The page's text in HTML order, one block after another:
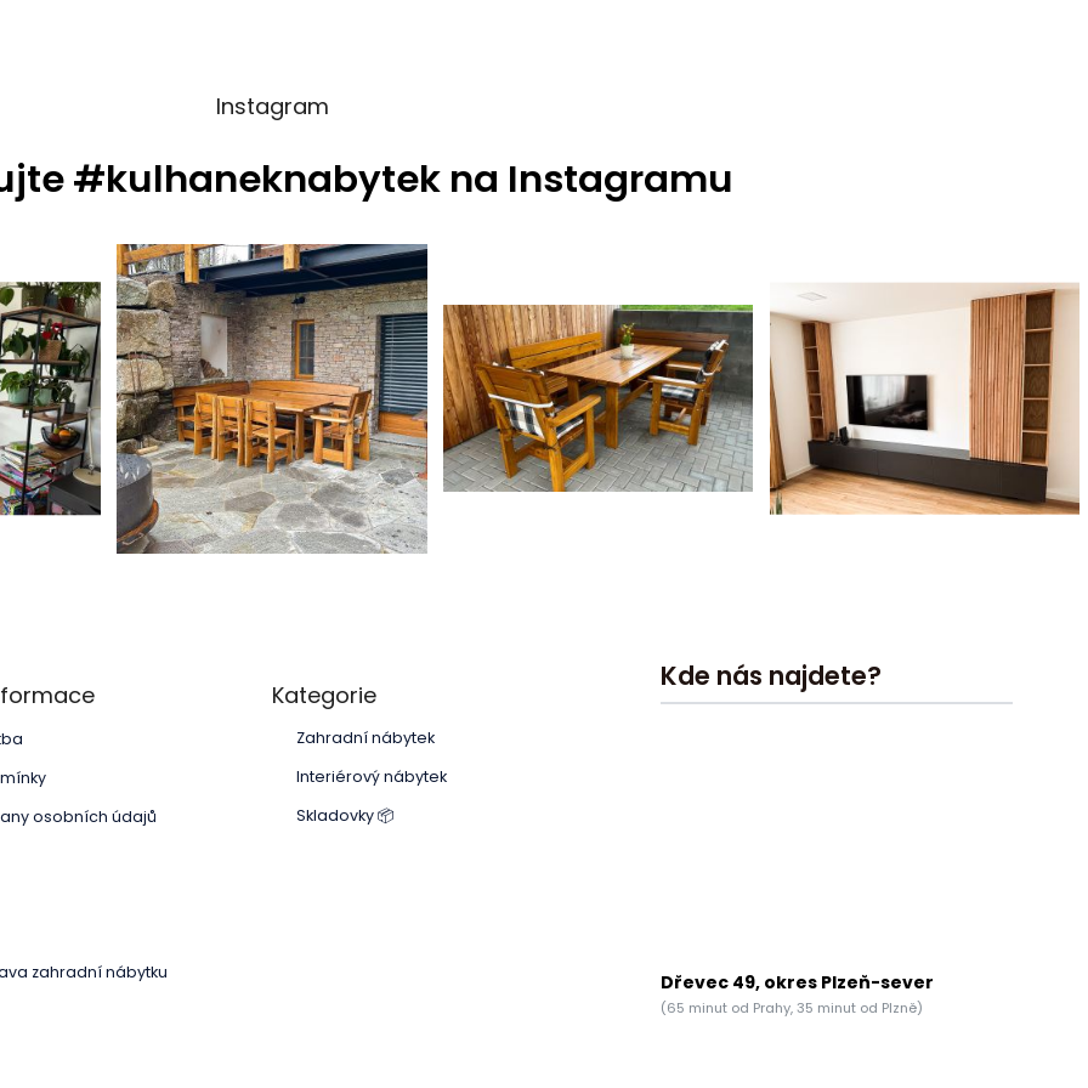
Instagram
#kulhaneknabytek na Instagramu
osobních údajů
zahradní nábytku
kategorie
Kategorie
Zahradní nábytek
Interiérový nábytek
Skladovky 📦
Kde nás najdete?
Dřevec 49, okres Plzeň-sever
(65 minut od Prahy, 35 minut od Plzně)